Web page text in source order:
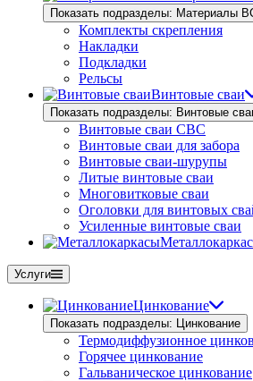
Показать подразделы: Материалы
Комплекты скрепления
Накладки
Подкладки
Рельсы
Винтовые сваи
Показать подразделы: Винтовые
Винтовые сваи СВС
Винтовые сваи для забора
Винтовые сваи-шурупы
Литые винтовые сваи
Многовитковые сваи
Оголовки для винтовых
Усиленные винтовые сваи
Услуги
Цинкование
Показать подразделы: Цинкование
Термодиффузионное
Горячее цинкование
Гальваническое цинкование